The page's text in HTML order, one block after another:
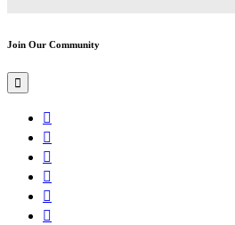
Join Our Community